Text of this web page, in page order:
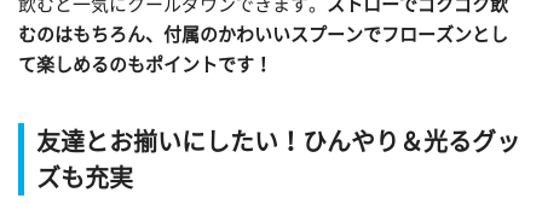
飲むと一気にクールダウンできます。
ストローでゴクゴク飲
むのはもちろん、付属のかわいいスプーンでフローズンとし
て楽しめるのもポイントです！
友達とお揃いにしたい！ひんやり＆光るグッ
ズも充実